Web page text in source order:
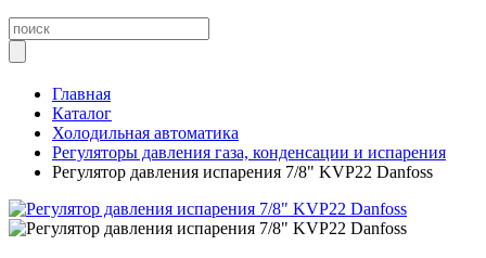
Главная
Каталог
Холодильная автоматика
Регуляторы давления газа, конденсации и испарения
Регулятор давления испарения 7/8" KVP22 Danfoss